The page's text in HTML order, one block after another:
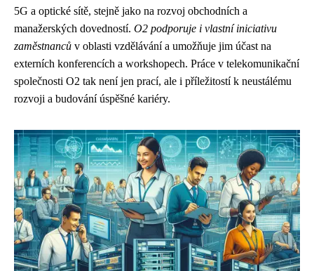
5G a optické sítě, stejně jako na rozvoj obchodních a
manažerských dovedností. O2 podporuje i vlastní iniciativu
zaměstnanců v oblasti vzdělávání a umožňuje jim účast na
externích konferencích a workshopech. Práce v telekomunikační
společnosti O2 tak není jen prací, ale i příležitostí k neustálému
rozvoji a budování úspěšné kariéry.